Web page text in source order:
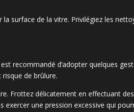
surface de la vitre. Privilégiez les
recommandé d’adopter quelques
de brûlure.
Frottez délicatement en effectuant
exercer une pression excessive qui